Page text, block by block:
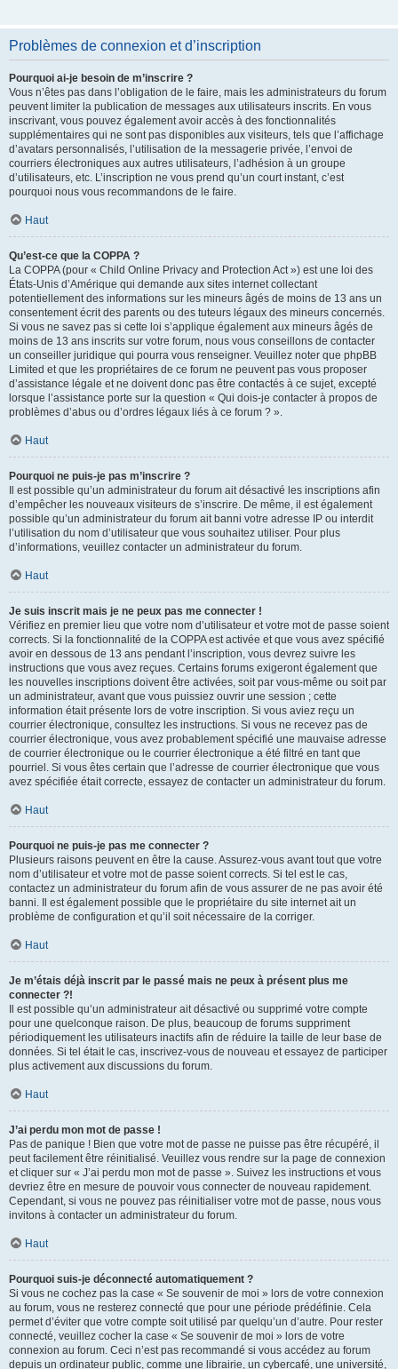
Problèmes de connexion et d’inscription
Pourquoi ai-je besoin de m’inscrire ?
Vous n’êtes pas dans l’obligation de le faire, mais les administrateurs du forum
peuvent limiter la publication de messages aux utilisateurs inscrits. En vous
inscrivant, vous pouvez également avoir accès à des fonctionnalités
supplémentaires qui ne sont pas disponibles aux visiteurs, tels que l’affichage
d’avatars personnalisés, l’utilisation de la messagerie privée, l’envoi de
courriers électroniques aux autres utilisateurs, l’adhésion à un groupe
d’utilisateurs, etc. L’inscription ne vous prend qu’un court instant, c’est
pourquoi nous vous recommandons de le faire.
Haut
Qu’est-ce que la COPPA ?
La COPPA (pour « Child Online Privacy and Protection Act ») est une loi des
États-Unis d’Amérique qui demande aux sites internet collectant
potentiellement des informations sur les mineurs âgés de moins de 13 ans un
consentement écrit des parents ou des tuteurs légaux des mineurs concernés.
Si vous ne savez pas si cette loi s’applique également aux mineurs âgés de
moins de 13 ans inscrits sur votre forum, nous vous conseillons de contacter
un conseiller juridique qui pourra vous renseigner. Veuillez noter que phpBB
Limited et que les propriétaires de ce forum ne peuvent pas vous proposer
d’assistance légale et ne doivent donc pas être contactés à ce sujet, excepté
lorsque l’assistance porte sur la question « Qui dois-je contacter à propos de
problèmes d’abus ou d’ordres légaux liés à ce forum ? ».
Haut
Pourquoi ne puis-je pas m’inscrire ?
Il est possible qu’un administrateur du forum ait désactivé les inscriptions afin
d’empêcher les nouveaux visiteurs de s’inscrire. De même, il est également
possible qu’un administrateur du forum ait banni votre adresse IP ou interdit
l’utilisation du nom d’utilisateur que vous souhaitez utiliser. Pour plus
d’informations, veuillez contacter un administrateur du forum.
Haut
Je suis inscrit mais je ne peux pas me connecter !
Vérifiez en premier lieu que votre nom d’utilisateur et votre mot de passe soient
corrects. Si la fonctionnalité de la COPPA est activée et que vous avez spécifié
avoir en dessous de 13 ans pendant l’inscription, vous devrez suivre les
instructions que vous avez reçues. Certains forums exigeront également que
les nouvelles inscriptions doivent être activées, soit par vous-même ou soit par
un administrateur, avant que vous puissiez ouvrir une session ; cette
information était présente lors de votre inscription. Si vous aviez reçu un
courrier électronique, consultez les instructions. Si vous ne recevez pas de
courrier électronique, vous avez probablement spécifié une mauvaise adresse
de courrier électronique ou le courrier électronique a été filtré en tant que
pourriel. Si vous êtes certain que l’adresse de courrier électronique que vous
avez spécifiée était correcte, essayez de contacter un administrateur du forum.
Haut
Pourquoi ne puis-je pas me connecter ?
Plusieurs raisons peuvent en être la cause. Assurez-vous avant tout que votre
nom d’utilisateur et votre mot de passe soient corrects. Si tel est le cas,
contactez un administrateur du forum afin de vous assurer de ne pas avoir été
banni. Il est également possible que le propriétaire du site internet ait un
problème de configuration et qu’il soit nécessaire de la corriger.
Haut
Je m’étais déjà inscrit par le passé mais ne peux à présent plus me
connecter ?!
Il est possible qu’un administrateur ait désactivé ou supprimé votre compte
pour une quelconque raison. De plus, beaucoup de forums suppriment
périodiquement les utilisateurs inactifs afin de réduire la taille de leur base de
données. Si tel était le cas, inscrivez-vous de nouveau et essayez de participer
plus activement aux discussions du forum.
Haut
J’ai perdu mon mot de passe !
Pas de panique ! Bien que votre mot de passe ne puisse pas être récupéré, il
peut facilement être réinitialisé. Veuillez vous rendre sur la page de connexion
et cliquer sur « J’ai perdu mon mot de passe ». Suivez les instructions et vous
devriez être en mesure de pouvoir vous connecter de nouveau rapidement.
Cependant, si vous ne pouvez pas réinitialiser votre mot de passe, nous vous
invitons à contacter un administrateur du forum.
Haut
Pourquoi suis-je déconnecté automatiquement ?
Si vous ne cochez pas la case « Se souvenir de moi » lors de votre connexion
au forum, vous ne resterez connecté que pour une période prédéfinie. Cela
permet d’éviter que votre compte soit utilisé par quelqu’un d’autre. Pour rester
connecté, veuillez cocher la case « Se souvenir de moi » lors de votre
connexion au forum. Ceci n’est pas recommandé si vous accédez au forum
depuis un ordinateur public, comme une librairie, un cybercafé, une université,